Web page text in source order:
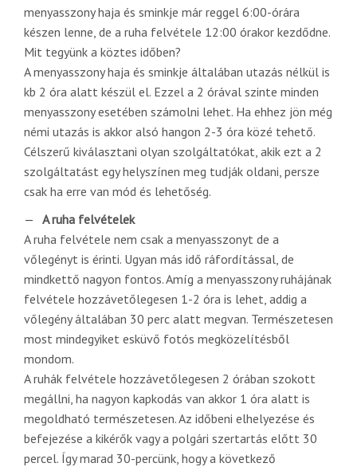
menyasszony haja és sminkje már reggel 6:00-órára
készen lenne, de a ruha felvétele 12:00 órakor kezdődne.
Mit tegyünk a köztes időben?
A menyasszony haja és sminkje általában utazás nélkül is
kb 2 óra alatt készül el. Ezzel a 2 órával szinte minden
menyasszony esetében számolni lehet. Ha ehhez jön még
némi utazás is akkor alsó hangon 2-3 óra közé tehető.
Célszerű kiválasztani olyan szolgáltatókat, akik ezt a 2
szolgáltatást egy helyszínen meg tudják oldani, persze
csak ha erre van mód és lehetőség.
A ruha felvételek
A ruha felvétele nem csak a menyasszonyt de a
vőlegényt is érinti. Ugyan más idő ráfordítással, de
mindkettő nagyon fontos. Amíg a menyasszony ruhájának
felvétele hozzávetőlegesen 1-2 óra is lehet, addig a
vőlegény általában 30 perc alatt megvan. Természetesen
most mindegyiket esküvő fotós megközelítésből
mondom.
A ruhák felvétele hozzávetőlegesen 2 órában szokott
megállni, ha nagyon kapkodás van akkor 1 óra alatt is
megoldható természetesen. Az időbeni elhelyezése és
befejezése a kikérők vagy a polgári szertartás előtt 30
percel. Így marad 30-percünk, hogy a következő